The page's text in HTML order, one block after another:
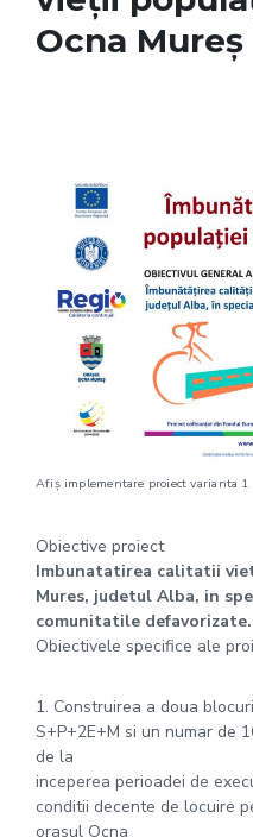
Ocna Mureș
Afiș implementare proiect varianta 1
Obiective proiect
Imbunatatirea calitatii
Mures, judetul Alba, in
comunitatile defavorizate.
Obiectivele specifice ale
1. Construirea a doua
S+P+2E+M si un numar de
de la
inceperea perioadei de
conditii decente de locuire
orasul Ocna